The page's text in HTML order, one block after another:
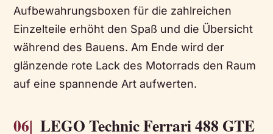
Aufbewahrungsboxen für die zahlreichen
Einzelteile erhöht den Spaß und die Übersicht
während des Bauens. Am Ende wird der
glänzende rote Lack des Motorrads den Raum
auf eine spannende Art aufwerten.
06| LEGO Technic Ferrari 488 GTE